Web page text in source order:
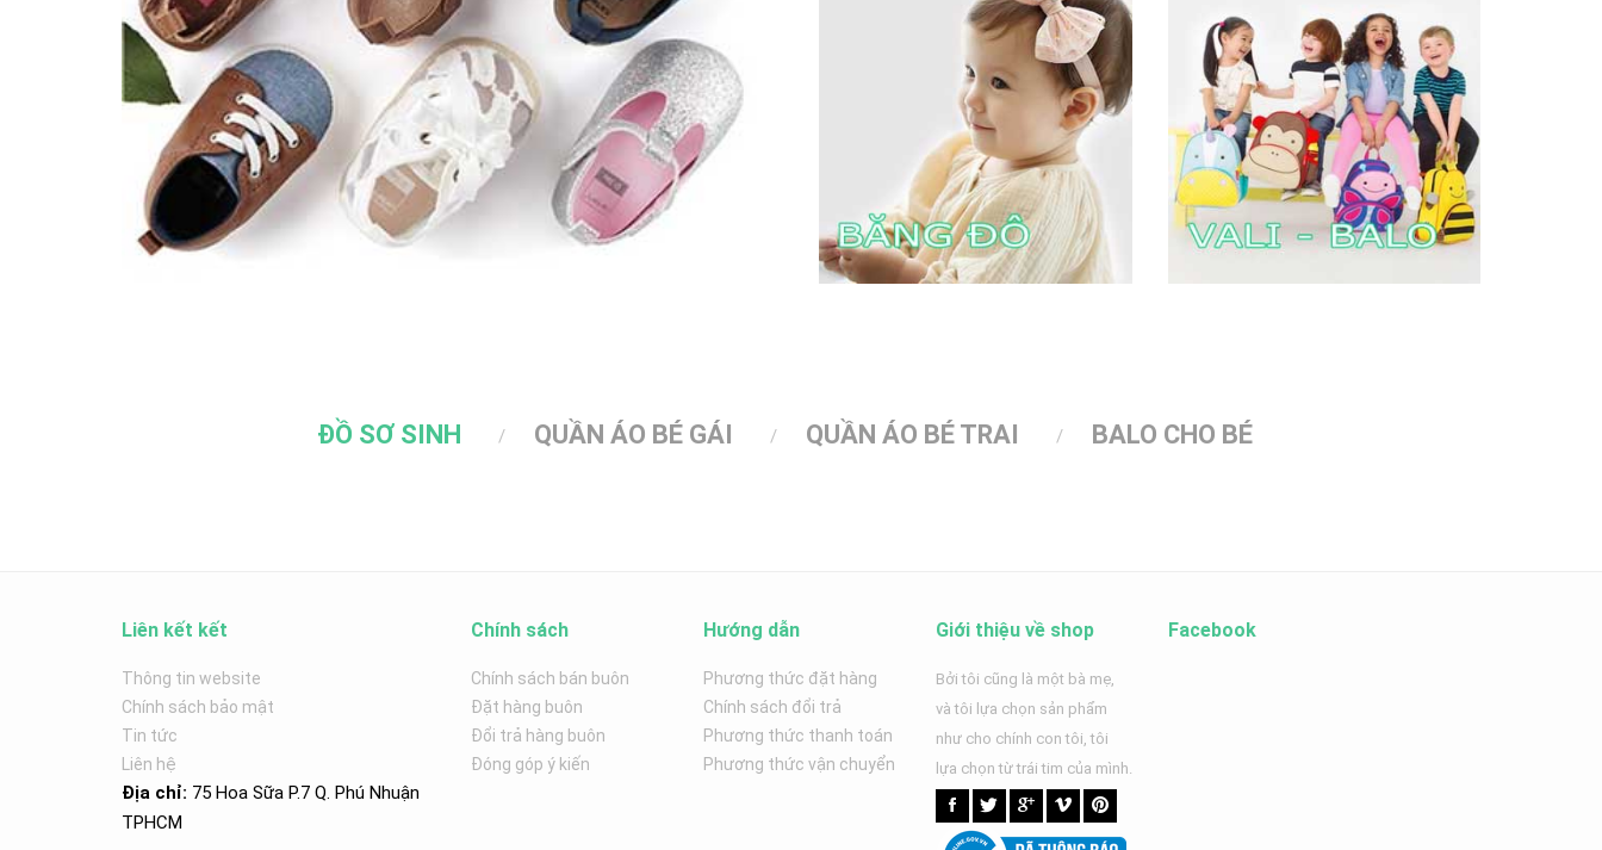
ĐỒ SƠ SINH QUẦN ÁO BÉ GÁI QUẦN ÁO BÉ TRAI BALO CHO BÉ
Liên kết kết
Thông tin website
Chính sách bảo mật
Tin tức
Liên hệ
Địa chỉ: 75 Hoa Sữa P.7 Q. Phú Nhuận
TPHCM
Chính sách
Chính sách bán buôn
Đặt hàng buôn
Đổi trả hàng buôn
Đóng góp ý kiến
Hướng dẫn
Phương thức đặt hàng
Chính sách đổi trả
Phương thức thanh toán
Phương thức vận chuyển
Giới thiệu về shop
Bởi tôi cũng là một bà mẹ,
và tôi lựa chọn sản phẩm
như cho chính con tôi, tôi
lựa chọn từ trái tim của mình.
Facebook